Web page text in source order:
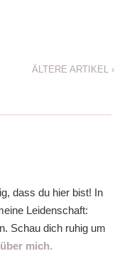
ÄLTERE ARTIKEL ›
dass du hier bist! In
Leidenschaft:
Schau dich ruhig um
mich.